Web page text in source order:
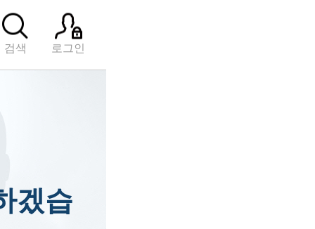
검색 로그인
겠습